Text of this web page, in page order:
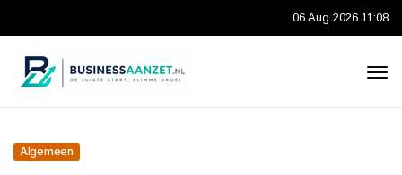
06 Aug 2026 11:08
Algemeen